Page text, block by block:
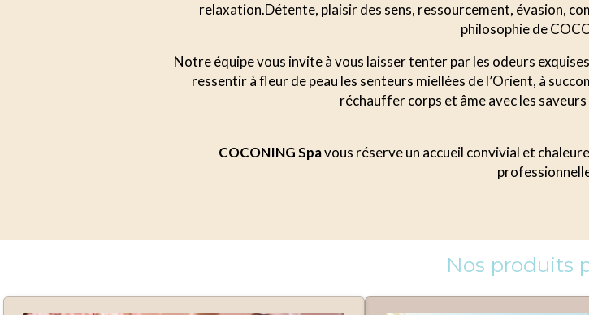
relaxation.Détente, plaisir des sens, ressourcement, évasion,
philosophie de
Notre équipe vous invite à vous laisser tenter par les odeurs
ressentir à fleur de peau les senteurs miellées de l’Orient, à
réchauffer corps et âme avec les saveurs
COCONING Spavous réserve un accueil convivial et
Nos produits